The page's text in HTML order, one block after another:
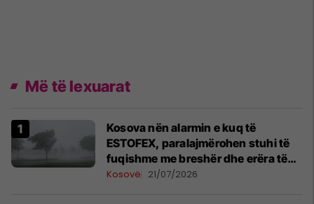
Më të lexuarat
Kosova nën alarmin e kuq të
ESTOFEX, paralajmërohen stuhi të
fuqishme me breshër dhe erëra të
forta
Kosovë 21/07/2026